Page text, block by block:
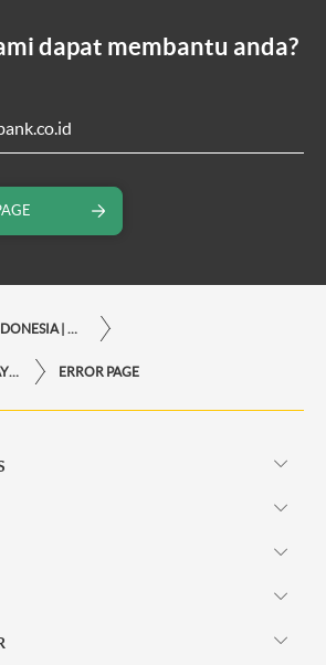
dapat membantu anda?
ERROR PAGE